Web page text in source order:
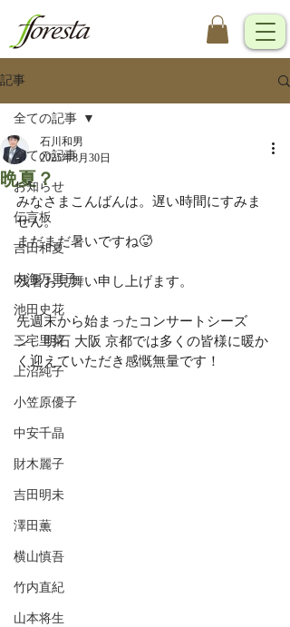
記事
全ての記事
お知らせ
伝言板
吉田和夏
内海万里子
池田史花
三宅里菜
上沼純子
小笠原優子
中安千晶
財木麗子
吉田明未
澤田薫
横山慎吾
竹内直紀
山本将生
全ての記事
晩夏？
石川和男
2025年8月30日
みなさまこんばんは。遅い時間にすみま
せん。
まだまだ暑いですね🥵
残暑お見舞い申し上げます。
先週末から始まったコンサートシーズ
ン、明石 大阪 京都では多くの皆様に暖か
く迎えていただき感慨無量です！